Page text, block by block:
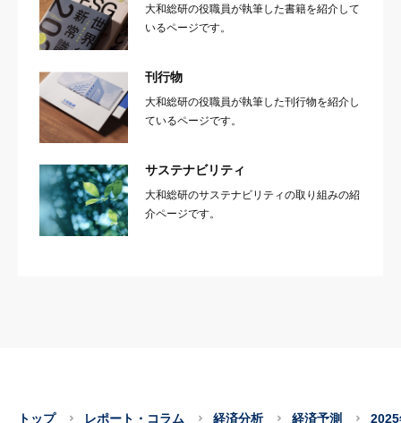
大和総研の役職員が執筆した書籍を紹介して
いるページです。
刊行物
大和総研の役職員が執筆した刊行物を紹介し
ているページです。
サステナビリティ
大和総研のサステナビリティの取り組みの紹
介ページです。
トップ レポート・コラム 経済分析 経済予測